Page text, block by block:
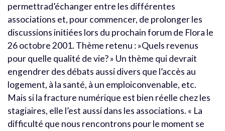
permettrad’échanger entre les différentes
associations et, pour commencer, de prolonger les
discussions initiées lors du prochain forum de Flora le
26 octobre 2001. Thème retenu : »Quels revenus
pour quelle qualité de vie? » Un thème qui devrait
engendrer des débats aussi divers que l’accès au
logement, à la santé, à un emploiconvenable, etc.
Mais si la fracture numérique est bien réelle chez les
stagiaires, elle l’est aussi dans les associations. « La
difficulté que nous rencontrons pour le moment se